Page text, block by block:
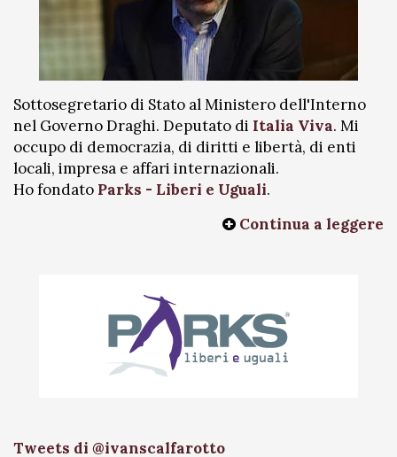
Sottosegretario di Stato al Ministero dell'Interno
nel Governo Draghi. Deputato di Italia Viva. Mi
occupo di democrazia, di diritti e libertà, di enti
locali, impresa e affari internazionali.
Ho fondato Parks - Liberi e Uguali.
Continua a leggere
Tweets di @ivanscalfarotto